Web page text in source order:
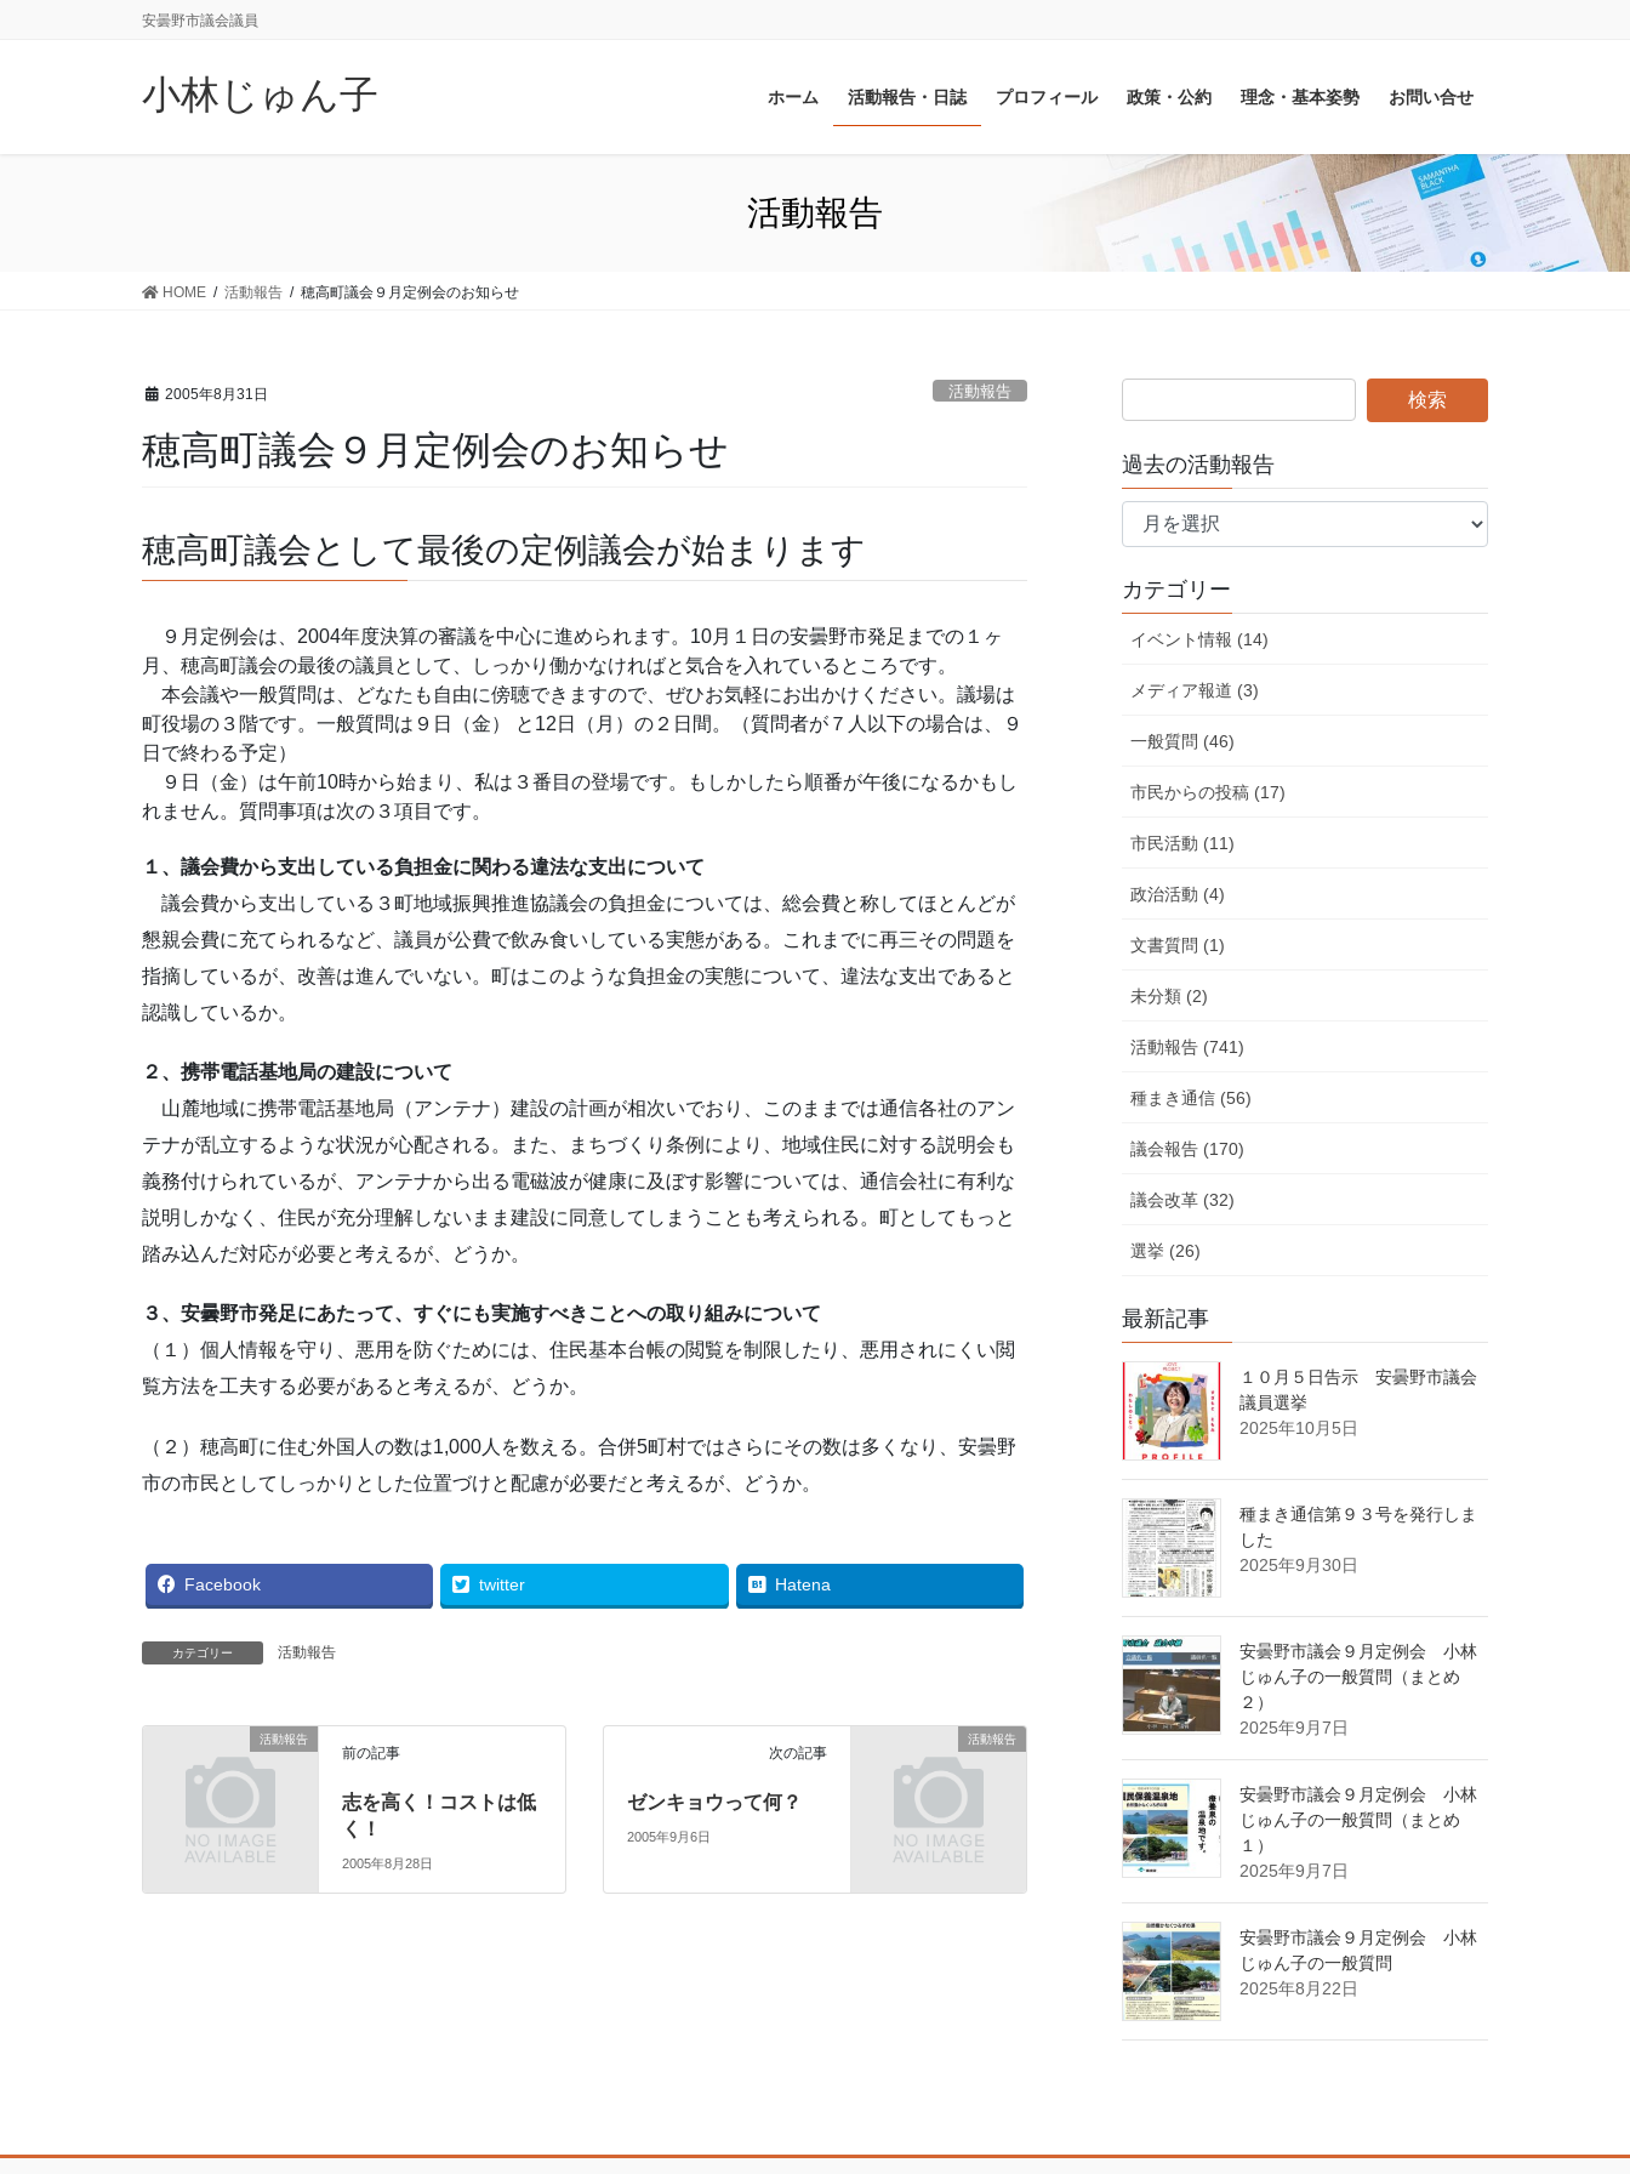
安曇野市議会議員
小林じゅん子 ホーム 活動報告・日誌 プロフィール 政策・公約 理念・基本姿勢 お問い合せ
活動報告
HOME 活動報告 穂高町議会９月定例会のお知らせ
2005年8月31日 活動報告
穂高町議会９月定例会のお知らせ
穂高町議会として最後の定例議会が始まります
９月定例会は、2004年度決算の審議を中心に進められます。10月１日の安曇野市発足までの１ヶ
月、穂高町議会の最後の議員として、しっかり働かなければと気合を入れているところです。
本会議や一般質問は、どなたも自由に傍聴できますので、ぜひお気軽にお出かけください。議場は
町役場の３階です。一般質問は９日（金） と12日（月）の２日間。（質問者が７人以下の場合は、９
日で終わる予定）
９日（金）は午前10時から始まり、私は３番目の登場です。もしかしたら順番が午後になるかもし
れません。質問事項は次の３項目です。
１、議会費から支出している負担金に関わる違法な支出について
議会費から支出している３町地域振興推進協議会の負担金については、総会費と称してほとんどが
懇親会費に充てられるなど、議員が公費で飲み食いしている実態がある。これまでに再三その問題を
指摘しているが、改善は進んでいない。町はこのような負担金の実態について、違法な支出であると
認識しているか。
２、携帯電話基地局の建設について
山麓地域に携帯電話基地局（アンテナ）建設の計画が相次いでおり、このままでは通信各社のアン
テナが乱立するような状況が心配される。また、まちづくり条例により、地域住民に対する説明会も
義務付けられているが、アンテナから出る電磁波が健康に及ぼす影響については、通信会社に有利な
説明しかなく、住民が充分理解しないまま建設に同意してしまうことも考えられる。町としてもっと
踏み込んだ対応が必要と考えるが、どうか。
３、安曇野市発足にあたって、すぐにも実施すべきことへの取り組みについて
（１）個人情報を守り、悪用を防ぐためには、住民基本台帳の閲覧を制限したり、悪用されにくい閲
覧方法を工夫する必要があると考えるが、どうか。
（２）穂高町に住む外国人の数は1,000人を数える。合併5町村ではさらにその数は多くなり、安曇野
市の市民としてしっかりとした位置づけと配慮が必要だと考えるが、どうか。
Facebook twitter Hatena
カテゴリー 活動報告
活動報告
前の記事
志を高く！コストは低
く！
2005年8月28日
活動報告
次の記事
ゼンキョウって何？
2005年9月6日
過去の活動報告
過
活
動
報
カテゴリー
イベント情報 (14)
メディア報道 (3)
一般質問 (46)
市民からの投稿 (17)
市民活動 (11)
政治活動 (4)
文書質問 (1)
未分類 (2)
活動報告 (741)
種まき通信 (56)
議会報告 (170)
議会改革 (32)
選挙 (26)
最新記事
１０月５日告示 安曇野市議会
議員選挙
2025年10月5日
種まき通信第９３号を発行しま
した
2025年9月30日
安曇野市議会９月定例会 小林
じゅん子の一般質問（まとめ
２）
2025年9月7日
安曇野市議会９月定例会 小林
じゅん子の一般質問（まとめ
１）
2025年9月7日
安曇野市議会９月定例会 小林
じゅん子の一般質問
2025年8月22日